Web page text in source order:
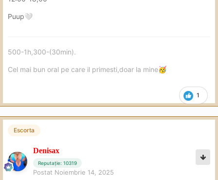
Puup🤍
1
500-1h,300-(30min).
Cel mai bun oral pe care il primesti,doar la mine🥳
Escorta
Denisax
Reputație: 10319
Postat Noiembrie 14, 2025